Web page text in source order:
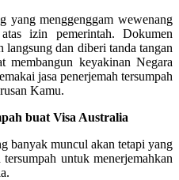
yang menggenggam wewenang
izin pemerintah. Dokumen
dan diberi tanda tangan
membangun keyakinan Negara
jasa penerjemah tersumpah
Kamu.
buat Visa Australia
banyak muncul akan tetapi yang
untuk menerjemahkan